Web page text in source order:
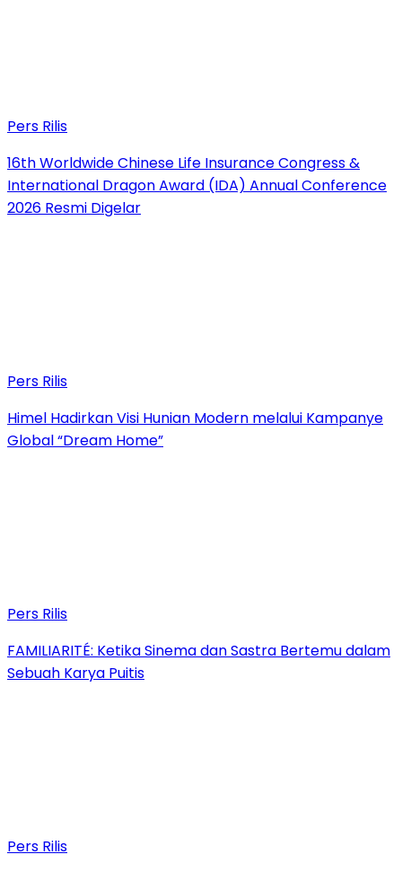
Pers Rilis
16th Worldwide Chinese Life Insurance Congress &
International Dragon Award (IDA) Annual Conference
2026 Resmi Digelar
Pers Rilis
Himel Hadirkan Visi Hunian Modern melalui Kampanye
Global “Dream Home”
Pers Rilis
FAMILIARITÉ: Ketika Sinema dan Sastra Bertemu dalam
Sebuah Karya Puitis
Pers Rilis